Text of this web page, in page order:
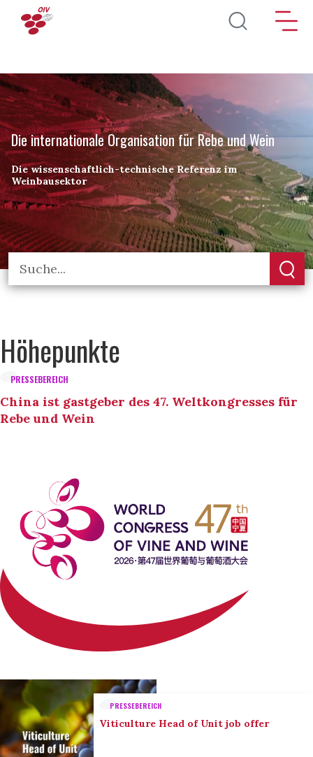
Direkt zum Inhalt
Die internationale Organisation für Rebe und Wein
Die wissenschaftlich-technische Referenz im
Weinbausektor
Höhepunkte
PRESSEBEREICH
China ist gastgeber des 47. Weltkongresses für
Rebe und Wein
PRESSEBEREICH
Viticulture Head of Unit job offer